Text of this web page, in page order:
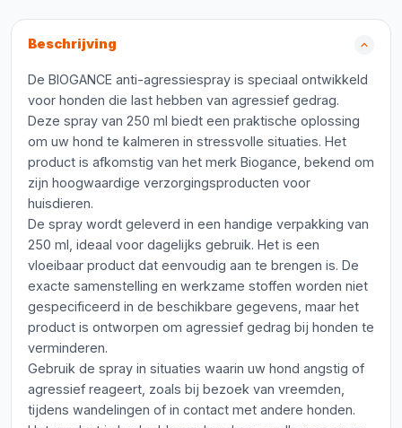
Beschrijving
De BIOGANCE anti-agressiespray is speciaal ontwikkeld
voor honden die last hebben van agressief gedrag.
Deze spray van 250 ml biedt een praktische oplossing
om uw hond te kalmeren in stressvolle situaties. Het
product is afkomstig van het merk Biogance, bekend om
zijn hoogwaardige verzorgingsproducten voor
huisdieren.
De spray wordt geleverd in een handige verpakking van
250 ml, ideaal voor dagelijks gebruik. Het is een
vloeibaar product dat eenvoudig aan te brengen is. De
exacte samenstelling en werkzame stoffen worden niet
gespecificeerd in de beschikbare gegevens, maar het
product is ontworpen om agressief gedrag bij honden te
verminderen.
Gebruik de spray in situaties waarin uw hond angstig of
agressief reageert, zoals bij bezoek van vreemden,
tijdens wandelingen of in contact met andere honden.